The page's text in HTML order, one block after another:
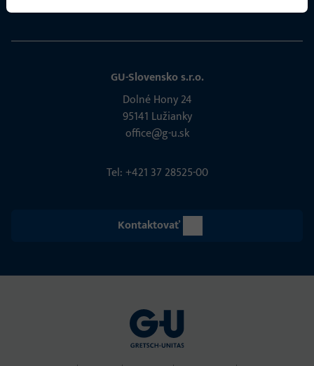
GU-Slovensko s.r.o.
Dolné Hony 24
95141 Lužianky
office@g-u.sk
Tel: +421 37 28525-00
Kontaktovať